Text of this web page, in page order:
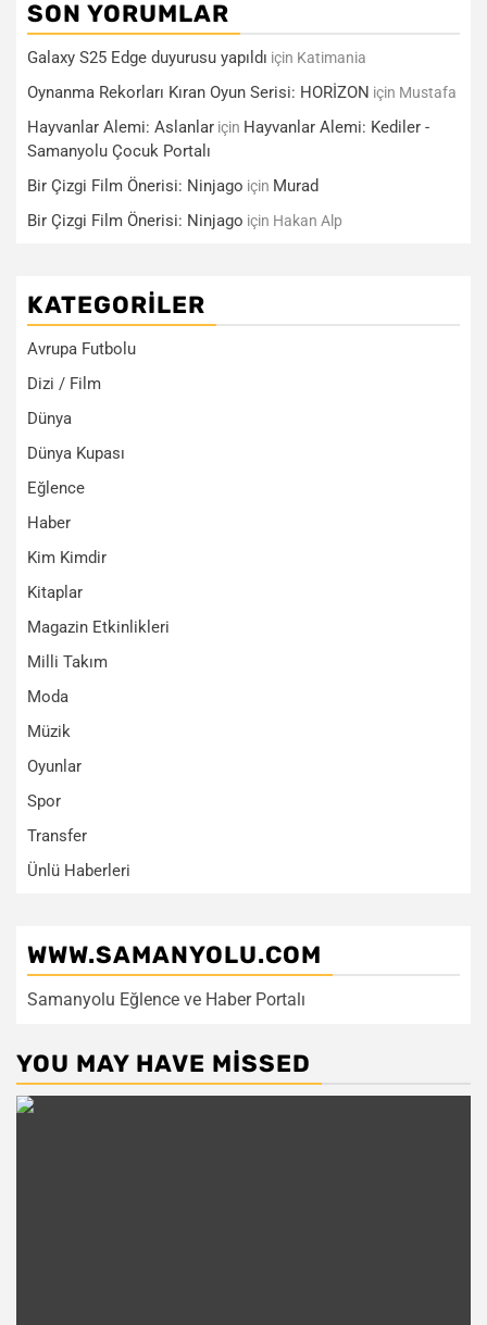
SON YORUMLAR
Galaxy S25 Edge duyurusu yapıldı için Katimania
Oynanma Rekorları Kıran Oyun Serisi: HORİZON için Mustafa
Hayvanlar Alemi: Aslanlar için Hayvanlar Alemi: Kediler -
Samanyolu Çocuk Portalı
Bir Çizgi Film Önerisi: Ninjago için Murad
Bir Çizgi Film Önerisi: Ninjago için Hakan Alp
KATEGORILER
Avrupa Futbolu
Dizi / Film
Dünya
Dünya Kupası
Eğlence
Haber
Kim Kimdir
Kitaplar
Magazin Etkinlikleri
Milli Takım
Moda
Müzik
Oyunlar
Spor
Transfer
Ünlü Haberleri
WWW.SAMANYOLU.COM
Samanyolu Eğlence ve Haber Portalı
YOU MAY HAVE MISSED